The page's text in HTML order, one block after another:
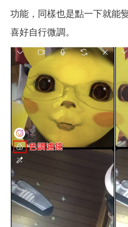
功能，同樣也是點一下就能
喜好自行微調。